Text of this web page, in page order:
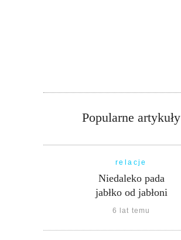
Popularne artykuły
relacje
Niedaleko pada
jabłko od jabłoni
6 lat temu